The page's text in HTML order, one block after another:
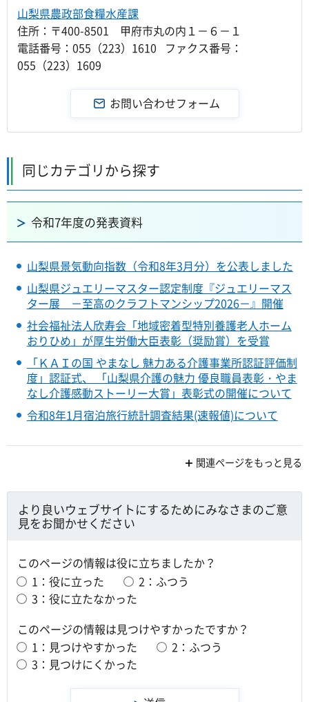
山梨県農政部食糧水産課
住所：〒400-8501 甲府市丸の内１－６－１
電話番号：055（223）1610 ファクス番号：
055（223）1609
同じカテゴリから探す
令和7年度の発表資料
山梨県景気動向指数（令和8年3月分）を公表しました
山梨県ジュエリーマスター認定制度『ジュエリーマス
ター展 －至高のクラフトマンシップ2026－』開催
社会福祉法人欣寿会「地域密着型特別養護老人ホーム
おりひめ」が厚生労働大臣表彰（奨励賞）を受賞
「ＫＡＩの国 やまなし 魅力ある介護事業所認証評価制
度」認証式、 「山梨県介護の魅力 優良職員表彰・やま
なし介護感動ストーリー大賞」表彰式の開催について
令和8年1月宿泊旅行統計調査結果(速報値)について
関連ページをもっと見る
より良いウェブサイトにするためにみなさまのご意
見をお聞かせください
このページの情報は役に立ちましたか？
1：役に立った
2：ふつう
3：役に立たなかった
このページの情報は見つけやすかったですか？
1：見つけやすかった
2：ふつう
3：見つけにくかった